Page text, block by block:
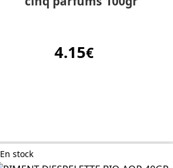
4.15€
En stock